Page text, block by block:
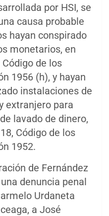
por HSI, se
causa probable
hayan conspirado
monetarios, en
de los
1956 (h), y hayan
instalaciones de
extranjero para
lavado de dinero,
Código de los
1952.
de Fernández
denuncia penal
Urdaneta
a José